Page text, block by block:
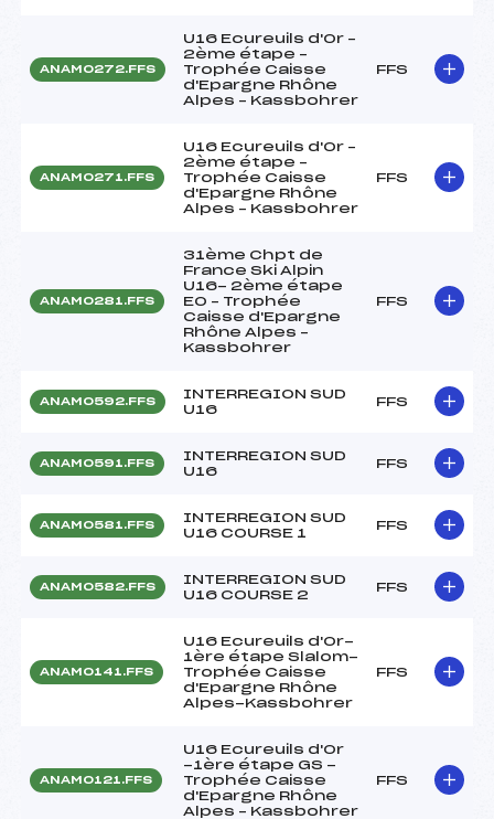
ANAM0272.FFS
U16 Ecureuils d'Or –
2ème étape –
Trophée Caisse
d'Epargne Rhône
Alpes – Kassbohrer
FFS
ANAM0271.FFS
U16 Ecureuils d'Or –
2ème étape –
Trophée Caisse
d'Epargne Rhône
Alpes – Kassbohrer
FFS
ANAM0281.FFS
31ème Chpt de
France Ski Alpin
U16- 2ème étape
EO – Trophée
Caisse d'Epargne
Rhône Alpes –
Kassbohrer
FFS
ANAM0592.FFS
INTERREGION SUD
U16
FFS
ANAM0591.FFS
INTERREGION SUD
U16
FFS
ANAM0581.FFS
INTERREGION SUD
U16 COURSE 1
FFS
ANAM0582.FFS
INTERREGION SUD
U16 COURSE 2
FFS
ANAM0141.FFS
U16 Ecureuils d'Or-
1ère étape Slalom-
Trophée Caisse
d'Epargne Rhône
Alpes-Kassbohrer
FFS
ANAM0121.FFS
U16 Ecureuils d'Or
-1ère étape GS -
Trophée Caisse
d'Epargne Rhône
Alpes – Kassbohrer
FFS